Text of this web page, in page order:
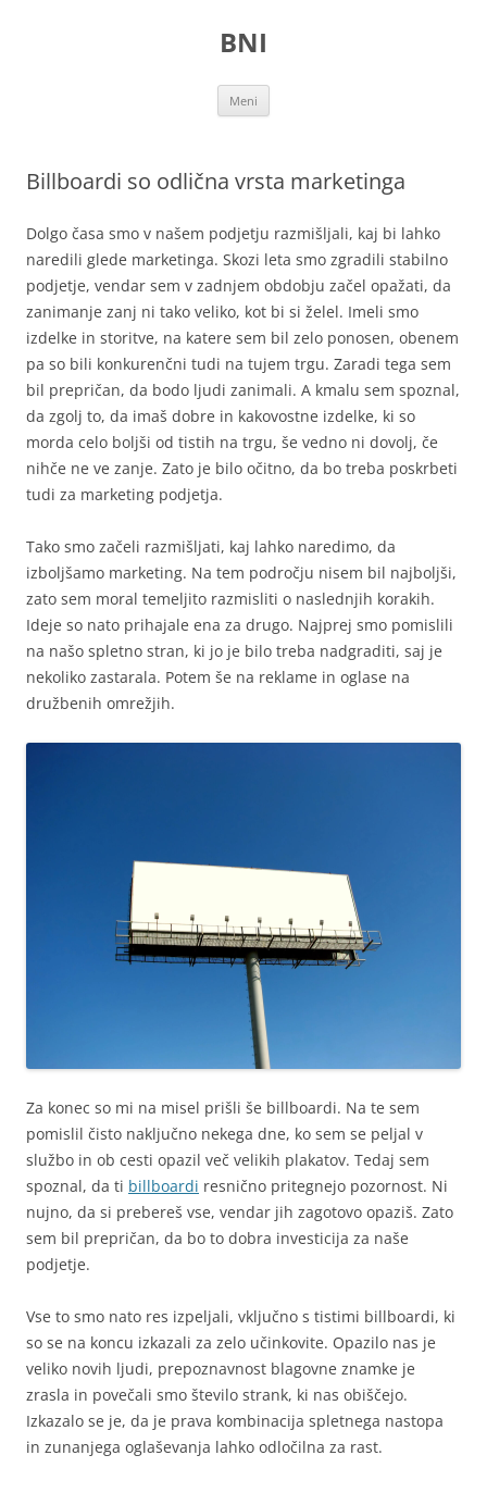
BNI
Meni
Billboardi so odlična vrsta marketinga
Dolgo časa smo v našem podjetju razmišljali, kaj bi lahko
naredili glede marketinga. Skozi leta smo zgradili stabilno
podjetje, vendar sem v zadnjem obdobju začel opažati, da
zanimanje zanj ni tako veliko, kot bi si želel. Imeli smo
izdelke in storitve, na katere sem bil zelo ponosen, obenem
pa so bili konkurenčni tudi na tujem trgu. Zaradi tega sem
bil prepričan, da bodo ljudi zanimali. A kmalu sem spoznal,
da zgolj to, da imaš dobre in kakovostne izdelke, ki so
morda celo boljši od tistih na trgu, še vedno ni dovolj, če
nihče ne ve zanje. Zato je bilo očitno, da bo treba poskrbeti
tudi za marketing podjetja.
Tako smo začeli razmišljati, kaj lahko naredimo, da
izboljšamo marketing. Na tem področju nisem bil najboljši,
zato sem moral temeljito razmisliti o naslednjih korakih.
Ideje so nato prihajale ena za drugo. Najprej smo pomislili
na našo spletno stran, ki jo je bilo treba nadgraditi, saj je
nekoliko zastarala. Potem še na reklame in oglase na
družbenih omrežjih.
Za konec so mi na misel prišli še billboardi. Na te sem
pomislil čisto naključno nekega dne, ko sem se peljal v
službo in ob cesti opazil več velikih plakatov. Tedaj sem
spoznal, da ti billboardi resnično pritegnejo pozornost. Ni
nujno, da si prebereš vse, vendar jih zagotovo opaziš. Zato
sem bil prepričan, da bo to dobra investicija za naše
podjetje.
Vse to smo nato res izpeljali, vključno s tistimi billboardi, ki
so se na koncu izkazali za zelo učinkovite. Opazilo nas je
veliko novih ljudi, prepoznavnost blagovne znamke je
zrasla in povečali smo število strank, ki nas obiščejo.
Izkazalo se je, da je prava kombinacija spletnega nastopa
in zunanjega oglaševanja lahko odločilna za rast.